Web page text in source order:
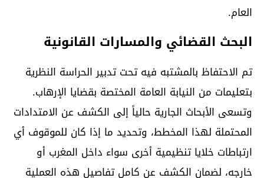
العام.
البحث القضائي والمسارات القانونية
تم الاحتفاظ بالمشتبه فيه تحت تدبير الحراسة النظرية
بتعليمات من النيابة العامة المختصة بقضايا الإرهاب.
وتسعى الأبحاث الجارية حالياً إلى الكشف عن الامتدادات
المحتملة لهذا المخطط، وتحديد ما إذا كان للموقوف أي
ارتباطات خلايا تنظيمية أخرى سواء داخل المغرب أو
خارجه، لضمان الكشف عن كامل تفاصيل هذه العملية